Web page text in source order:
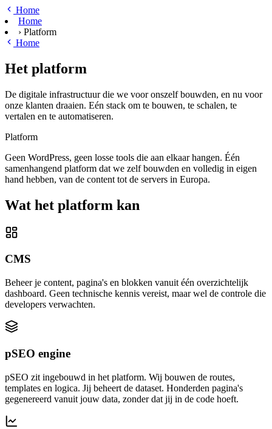
Ga naar hoofdinhoud
Home
Home
› Platform
Home
Het platform
De digitale infrastructuur die we voor onszelf bouwden, en nu voor
onze klanten draaien. Eén stack om te bouwen, te schalen, te
vertalen en te automatiseren.
Platform
Geen WordPress, geen losse tools die aan elkaar hangen. Één
samenhangend platform dat we zelf bouwden en volledig in eigen
hand hebben, van de content tot de servers in Europa.
Wat het platform kan
CMS
Beheer je content, pagina's en blokken vanuit één overzichtelijk
dashboard. Geen technische kennis vereist, maar wel de controle die
developers verwachten.
pSEO engine
pSEO zit ingebouwd in het platform. Wij bouwen de routes,
templates en logica. Jij beheert de dataset. Honderden pagina's
gegenereerd vanuit jouw data, zonder dat jij in de code hoeft.